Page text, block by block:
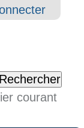
Outils
courant